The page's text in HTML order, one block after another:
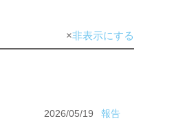
非表示にする
2026/05/19
報告